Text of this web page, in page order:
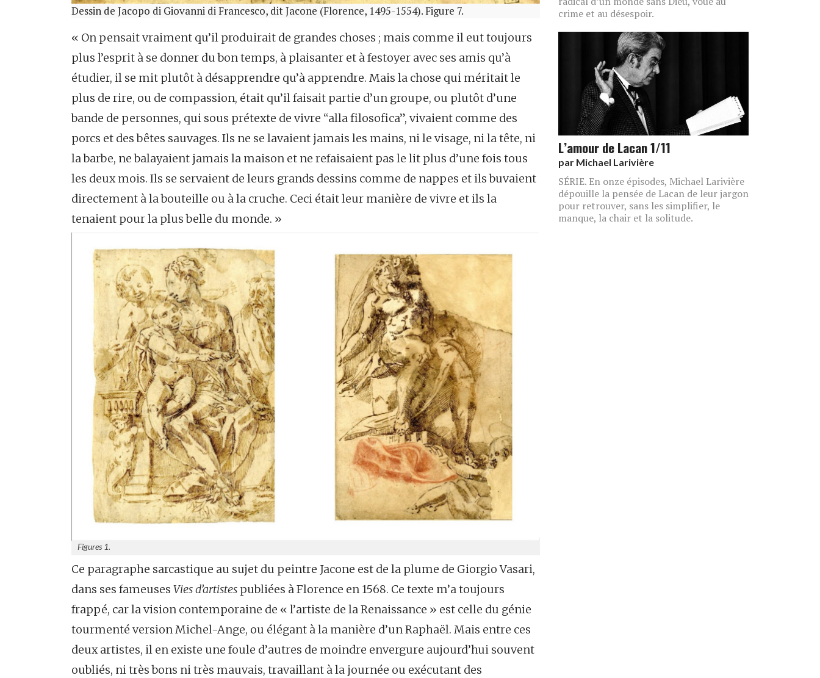
Dessin de Jacopo di Giovanni di Francesco, dit Jacone (Florence, 1495-1554). Figure 7.
« On pensait vraiment qu’il produirait de grandes choses ; mais comme il eut toujours
plus l’esprit à se donner du bon temps, à plaisanter et à festoyer avec ses amis qu’à
étudier, il se mit plutôt à désapprendre qu’à apprendre. Mais la chose qui méritait le
plus de rire, ou de compassion, était qu’il faisait partie d’un groupe, ou plutôt d’une
bande de personnes, qui sous prétexte de vivre “alla filosofica”, vivaient comme des
porcs et des bêtes sauvages. Ils ne se lavaient jamais les mains, ni le visage, ni la tête, ni
la barbe, ne balayaient jamais la maison et ne refaisaient pas le lit plus d’une fois tous
les deux mois. Ils se servaient de leurs grands dessins comme de nappes et ils buvaient
directement à la bouteille ou à la cruche. Ceci était leur manière de vivre et ils la
tenaient pour la plus belle du monde. »
Figures 1.
Ce paragraphe sarcastique au sujet du peintre Jacone est de la plume de Giorgio Vasari,
dans ses fameuses Vies d’artistes publiées à Florence en 1568. Ce texte m’a toujours
frappé, car la vision contemporaine de « l’artiste de la Renaissance » est celle du génie
tourmenté version Michel-Ange, ou élégant à la manière d’un Raphaël. Mais entre ces
deux artistes, il en existe une foule d’autres de moindre envergure aujourd’hui souvent
oubliés, ni très bons ni très mauvais, travaillant à la journée ou exécutant des
crime et au désespoir.
L’amour de Lacan 1/11
par Michael Larivière
SÉRIE. En onze épisodes, Michael Larivière
dépouille la pensée de Lacan de leur jargon
pour retrouver, sans les simplifier, le
manque, la chair et la solitude.